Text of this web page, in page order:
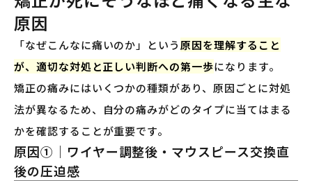
原因
「なぜこんなに痛いのか」という原因を理解すること
が、適切な対処と正しい判断への第一歩になります。
矯正の痛みにはいくつかの種類があり、原因ごとに対処
法が異なるため、自分の痛みがどのタイプに当てはまる
かを確認することが重要です。
原因①｜ワイヤー調整後・マウスピース交換直
後の圧迫感